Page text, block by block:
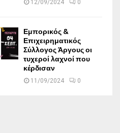
12/09/2024 0
Εμπορικός &
Επιχειρηματικός
Σύλλογος Άργους οι
τυχεροί λαχνοί που
κέρδισαν
11/09/2024 0